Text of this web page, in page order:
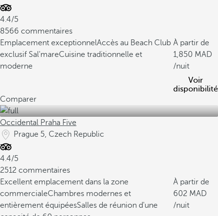
4.4/5
8566 commentaires
Emplacement exceptionnelAccès au Beach Club
exclusif Sal'mareCuisine traditionnelle et
moderne
À partir de
1,850
/nuit
Voir
disponibilité
Comparer
Occidental Praha Five
Prague 5, Czech Republic
4.4/5
2512 commentaires
Excellent emplacement dans la zone
commercialeChambres modernes et
entièrement équipéesSalles de réunion d'une
À partir de
602
/nuit